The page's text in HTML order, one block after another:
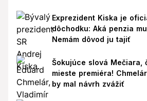
Exprezident Kiska je
dôchodku: Aká penzia
Nemám dôvod ju tajiť
Šokujúce slová Mečiara,
mieste premiéra!
by mal návrh zvážiť